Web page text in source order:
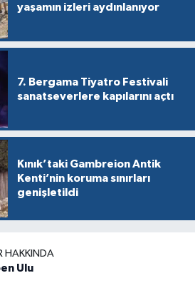
yaşamın izleri aydınlanıyor
7. Bergama Tiyatro Festivali
sanatseverlere kapılarını açtı
Kınık’taki Gambreion Antik
Kenti’nin koruma sınırları
genişletildi
HAKKINDA
Ulu